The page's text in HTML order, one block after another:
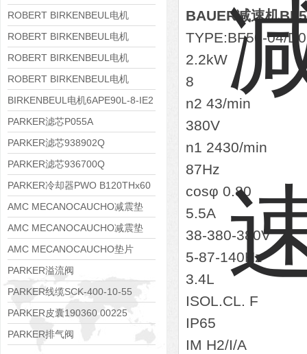
8APE160L-4-IE3
ROBERT BIRKENBEUL电机
8APE112M-6K-IE3
ROBERT BIRKENBEUL电机
8APE100L-2 IE3
ROBERT BIRKENBEUL电机
8APE90S-4 IE3
ROBERT BIRKENBEUL电机
8APE80M-2K-IE3
BIRKENBEUL电机6APE90L-8-IE2
PARKER滤芯P055A
PARKER滤芯938902Q
PARKER滤芯936700Q
PARKER冷却器PWO B120THx60
AMC MECANOCAUCHO减震垫
138552
AMC MECANOCAUCHO减震垫
138551
AMC MECANOCAUCHO垫片
608074
PARKER溢流阀
RE06M35W2N1KWXG087
PARKER线缆SCK-400-10-55
PARKER皮囊190360 00225
PARKER排气阀
BAUER减速机
TYPE:BF50-04/
2.2kW
8
n2 43/min
380V
n1 2430/min
87Hz
cosφ 0.80
5.5A
38-380-380V
5-87-140Hz
3.4L
ISOL.CL. F
IP65
IM H2/I/A